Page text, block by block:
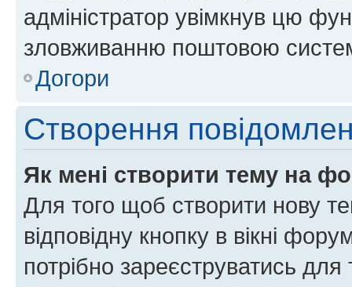
адміністратор увімкнув цю
зловживанню поштовою
Догори
Створення
Як мені створити тему на
Для того щоб створити нову
відповідну кнопку в вікні
потрібно зареєструватись